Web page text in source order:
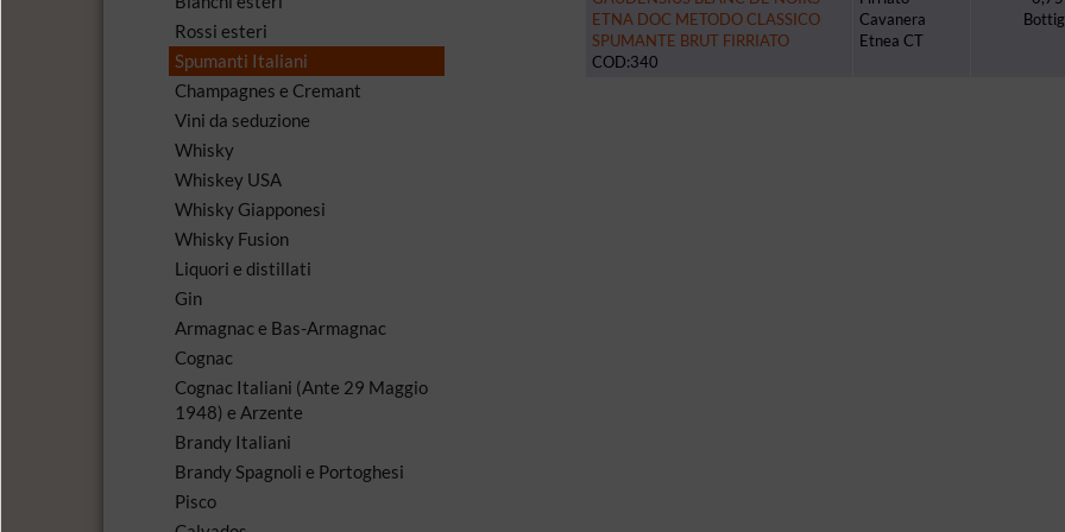
Rossi esteri
Spumanti Italiani
Champagnes e Cremant
Vini da seduzione
Whisky
Whiskey USA
Whisky Giapponesi
Whisky Fusion
Liquori e distillati
Gin
Armagnac e Bas-Armagnac
Cognac
Cognac Italiani (Ante 29 Maggio
1948) e Arzente
Brandy Italiani
Brandy Spagnoli e Portoghesi
Pisco
ETNA DOC METODO CLASSICO
SPUMANTE BRUT FIRRIATO
COD:340
Cavanera
Etnea CT